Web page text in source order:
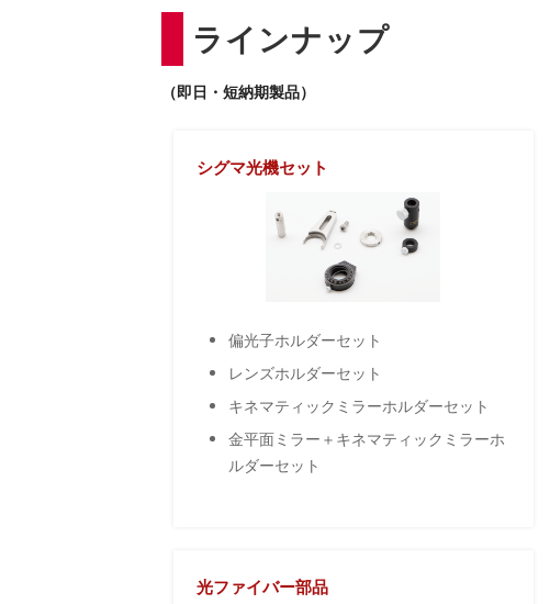
ラインナップ
（即日・短納期製品）
シグマ光機セット
偏光子ホルダーセット
レンズホルダーセット
キネマティックミラーホルダーセット
金平面ミラー＋キネマティックミラーホ
ルダーセット
光ファイバー部品